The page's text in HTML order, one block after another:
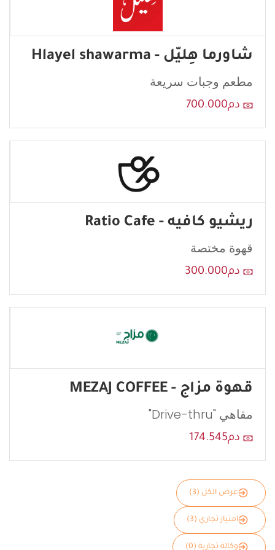
form
blank
إرسال
شاورما هِليّل - Hlayel shawarma
مطعم وجبات سريعة
دم700.000
ريشيو كافيه - Ratio Cafe
قهوة مختصة
دم300.000
قهوة مزاج - MEZAJ COFFEE
مقاهي "Drive-thru"
دم174.545
عرض الكل (3)
امتياز تجاري (3)
وكالة تجارية (0)